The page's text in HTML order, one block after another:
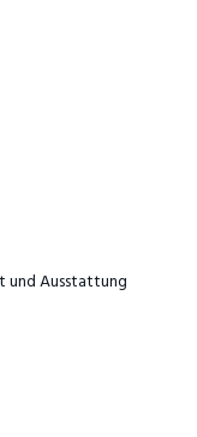
und Ausstattung